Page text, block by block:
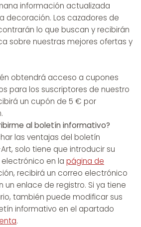
información actualizada
decoración. Los cazadores de
lo que buscan y recibirán
sobre nuestras mejores ofertas y
obtendrá acceso a cupones
para los suscriptores de nuestro
un cupón de 5 € por
al boletín informativo?
las ventajas del boletín
solo tiene que introducir su
en la página de
recibirá un correo electrónico
un enlace de registro. Si ya tiene
también puede modificar sus
informativo en el apartado
.